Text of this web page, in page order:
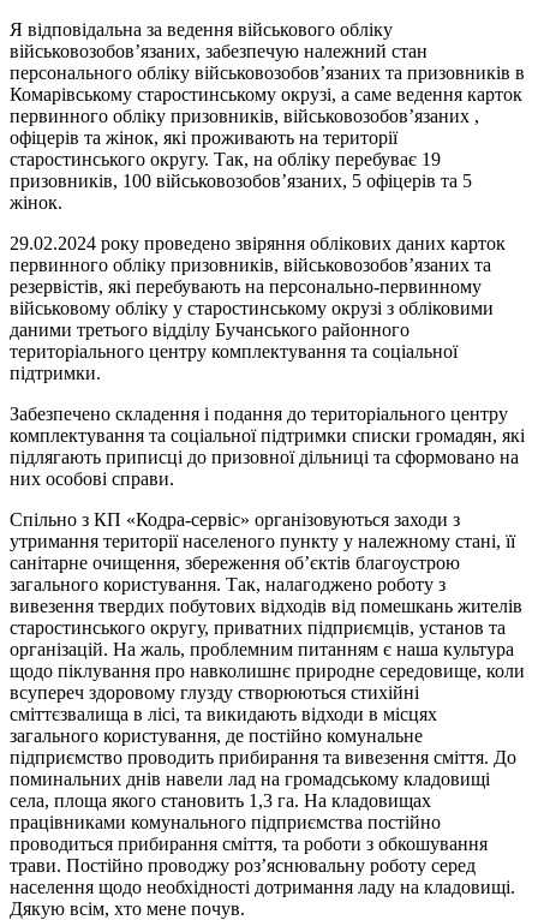
Я відповідальна за ведення військового обліку
військовозобов’язаних, забезпечую належний стан
персонального обліку військовозобов’язаних та призовників в
Комарівському старостинському окрузі, а саме ведення карток
первинного обліку призовників, військовозобов’язаних ,
офіцерів та жінок, які проживають на території
старостинського округу. Так, на обліку перебуває 19
призовників, 100 військовозобов’язаних, 5 офіцерів та 5
жінок.
29.02.2024 року проведено звіряння облікових даних карток
первинного обліку призовників, військовозобов’язаних та
резервістів, які перебувають на персонально-первинному
військовому обліку у старостинському окрузі з обліковими
даними третього відділу Бучанського районного
територіального центру комплектування та соціальної
підтримки.
Забезпечено складення і подання до територіального центру
комплектування та соціальної підтримки списки громадян, які
підлягають приписці до призовної дільниці та сформовано на
них особові справи.
Спільно з КП «Кодра-сервіс» організовуються заходи з
утримання території населеного пункту у належному стані, її
санітарне очищення, збереження об’єктів благоустрою
загального користування. Так, налагоджено роботу з
вивезення твердих побутових відходів від помешкань жителів
старостинського округу, приватних підприємців, установ та
організацій. На жаль, проблемним питанням є наша культура
щодо піклування про навколишнє природне середовище, коли
всупереч здоровому глузду створюються стихійні
сміттєзвалища в лісі, та викидають відходи в місцях
загального користування, де постійно комунальне
підприємство проводить прибирання та вивезення сміття. До
поминальних днів навели лад на громадському кладовищі
села, площа якого становить 1,3 га. На кладовищах
працівниками комунального підприємства постійно
проводиться прибирання сміття, та роботи з обкошування
трави. Постійно проводжу роз’яснювальну роботу серед
населення щодо необхідності дотримання ладу на кладовищі.
Дякую всім, хто мене почув.